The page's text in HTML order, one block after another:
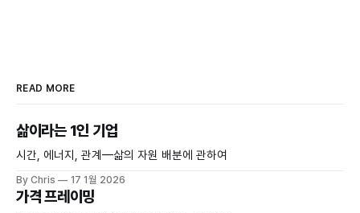
READ MORE
삶이라는 1인 기업
시간, 에너지, 관계—삶의 자원 배분에 관하여
By Chris 17 1월 2026
가격 프레이밍